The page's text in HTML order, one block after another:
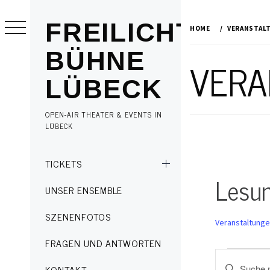
FREILICHT
BÜHNE
LÜBECK
OPEN-AIR THEATER & EVENTS IN
LÜBECK
MenuTICKETS
UNSER ENSEMBLE
SZENENFOTOS
FRAGEN UND ANTWORTEN
to
content
HOME
Geben